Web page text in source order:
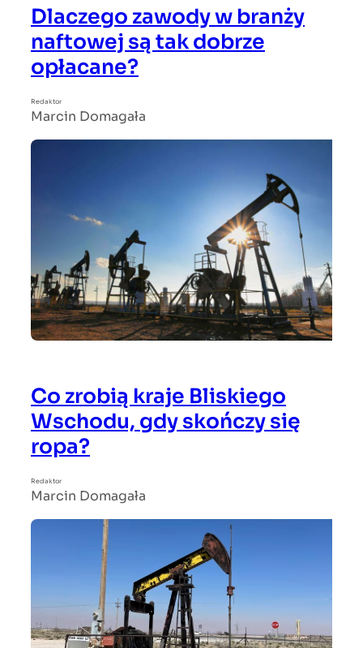
Dlaczego zawody w branży
naftowej są tak dobrze
opłacane?
Redaktor
Marcin Domagała
Co zrobią kraje Bliskiego
Wschodu, gdy skończy się
ropa?
Redaktor
Marcin Domagała